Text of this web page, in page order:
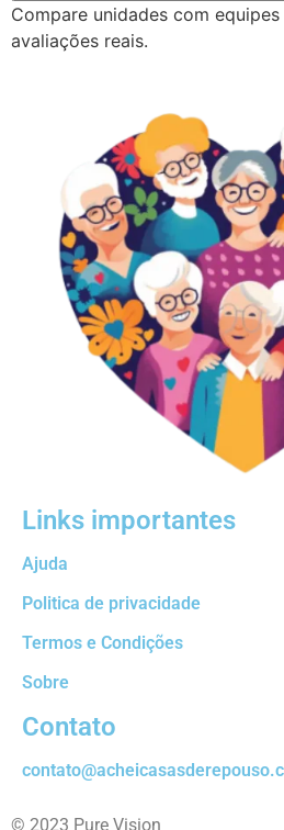
Compare unidades com
avaliações reais.
Links importantes
Ajuda
Politica de privacidade
Termos e Condições
Sobre
Contato
© 2023 Pure Vision